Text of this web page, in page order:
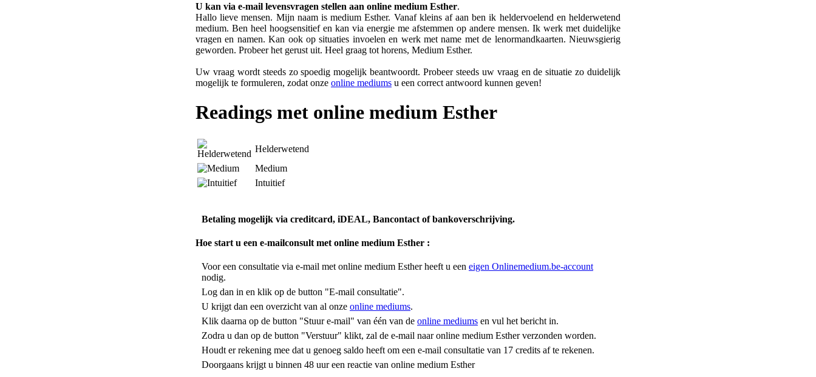
U kan via e-mail levensvragen stellen aan online medium Esther.
Hallo lieve mensen. Mijn naam is medium Esther. Vanaf kleins af aan ben ik heldervoelend en helderwetend
medium. Ben heel hoogsensitief en kan via energie me afstemmen op andere mensen. Ik werk met duidelijke
vragen en namen. Kan ook op situaties invoelen en werk met name met de lenormandkaarten. Nieuwsgierig
geworden. Probeer het gerust uit. Heel graag tot horens, Medium Esther.
Uw vraag wordt steeds zo spoedig mogelijk beantwoordt. Probeer steeds uw vraag en de situatie zo duidelijk
mogelijk te formuleren, zodat onze online mediums u een correct antwoord kunnen geven!
Readings met online medium Esther
Helderwetend
Medium
Intuitief
Betaling mogelijk via creditcard, iDEAL, Bancontact of bankoverschrijving.
Hoe start u een e-mailconsult met online medium Esther :
Voor een consultatie via e-mail met online medium Esther heeft u een eigen Onlinemedium.be-account
nodig.
Log dan in en klik op de button "E-mail consultatie".
U krijgt dan een overzicht van al onze online mediums.
Klik daarna op de button "Stuur e-mail" van één van de online mediums en vul het bericht in.
Zodra u dan op de button "Verstuur" klikt, zal de e-mail naar online medium Esther verzonden worden.
Houdt er rekening mee dat u genoeg saldo heeft om een e-mail consultatie van 17 credits af te rekenen.
Doorgaans krijgt u binnen 48 uur een reactie van online medium Esther